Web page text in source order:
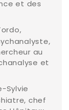
et des
au
et
Sylvie
chef